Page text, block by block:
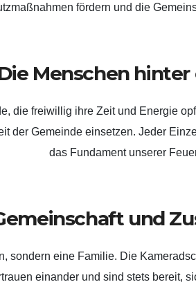
fördern und die
Menschen
die freiwillig ihre Zeit und Energie
der Gemeinde einsetzen. Jeder
das Fundament unserer
und
sondern eine Familie. Die
einander und sind stets bereit,